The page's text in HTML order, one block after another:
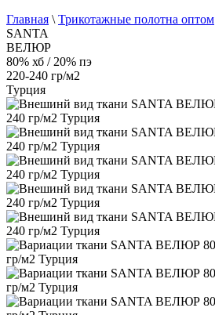
Главная \ Трикотажные полотна оптом
SANTA
ВЕЛЮР
80% хб / 20% пэ
220-240 гр/м2
Турция